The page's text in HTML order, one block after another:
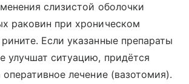
слизистой оболочки
раковин при хроническом
Если указанные препараты
улучшат ситуацию, придётся
оперативное лечение (вазотомия).